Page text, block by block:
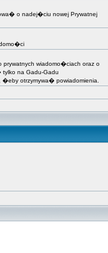
o nadej�ciu nowej Prywatnej
prywatnych wiadomo�ciach oraz o
na Gadu-Gadu
otrzymywa� powiadomienia.